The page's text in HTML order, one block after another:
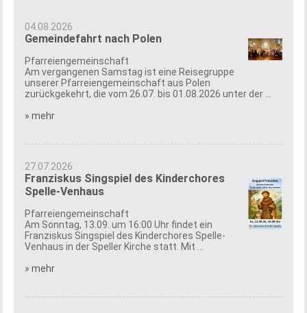
04.08.2026
Gemeindefahrt nach Polen
Pfarreiengemeinschaft
Am vergangenen Samstag ist eine Reisegruppe
unserer Pfarreiengemeinschaft aus Polen
zurückgekehrt, die vom 26.07. bis 01.08.2026 unter der ...
» mehr
27.07.2026
Franziskus Singspiel des Kinderchores
Spelle-Venhaus
Pfarreiengemeinschaft
Am Sonntag, 13.09. um 16:00 Uhr findet ein
Franziskus Singspiel des Kinderchores Spelle-
Venhaus in der Speller Kirche statt. Mit ...
» mehr